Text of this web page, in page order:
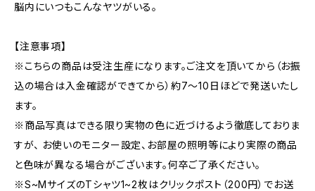
脳内にいつもこんなヤツがいる。
【注意事項】
※こちらの商品は受注生産になります。ご注文を頂いてから（お振
込の場合は入金確認ができてから）約7〜10日ほどで発送いたし
ます。
※商品写真はできる限り実物の色に近づけるよう徹底しておりま
すが、 お使いのモニター設定、お部屋の照明等により実際の商品
と色味が異なる場合がございます。何卒ご了承ください。
※S~MサイズのTシャツ1~2枚はクリックポスト（200円）でお送